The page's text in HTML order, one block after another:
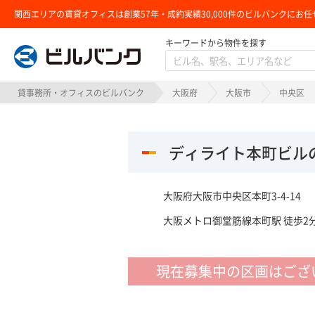
関西エリアの賃貸オフィスは創業57年・成約実績30,000件のビルバンクにお任
ビルバンク
キーワードから物件を探す
貸事務所・オフィスのビルバンク 大阪府 大阪市 中央区
ディライト本町ビル
大阪府大阪市中央区本町3-4-14
大阪メトロ御堂筋線本町駅 徒歩2
現在募集中の区画はご